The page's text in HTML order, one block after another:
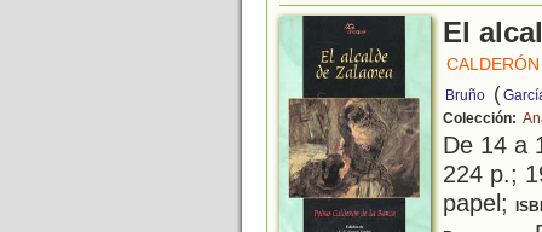
El
Bruño (
Colección:
De 14 a
224 p.;
papel;